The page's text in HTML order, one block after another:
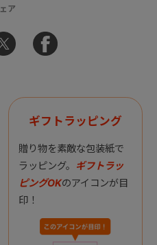
ア
ギフトラッピング
贈り物を素敵な包装紙で
ラッピング。 ギフトラッ
ピングOKのアイコンが目
印！